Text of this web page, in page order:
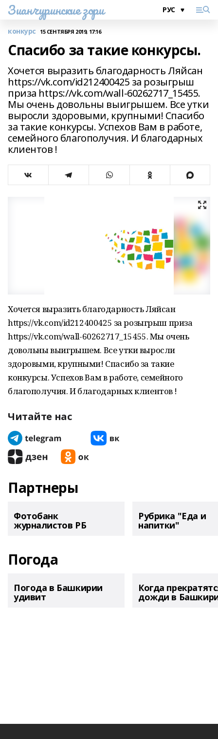
Зианчуринские зори
конкурс 15 СЕНТЯБРЯ 2019, 17:16
Спасибо за такие конкурсы.
Хочется выразить благодарность Ляйсан
https://vk.com/id212400425 за розыгрыш
приза https://vk.com/wall-60262717_15455.
Мы очень довольны выигрышем. Все утки
выросли здоровыми, крупными! Спасибо
за такие конкурсы. Успехов Вам в работе,
семейного благополучия. И благодарных
клиентов !
Хочется выразить благодарность Ляйсан
https://vk.com/id212400425 за розыгрыш приза
https://vk.com/wall-60262717_15455. Мы очень
довольны выигрышем. Все утки выросли
здоровыми, крупными! Спасибо за такие
конкурсы. Успехов Вам в работе, семейного
благополучия. И благодарных клиентов !
Читайте нас
Партнеры
Фотобанк
журналистов РБ
Рубрика "Еда и
напитки"
Погода
Погода в Башкирии
удивит
Когда
дожди в